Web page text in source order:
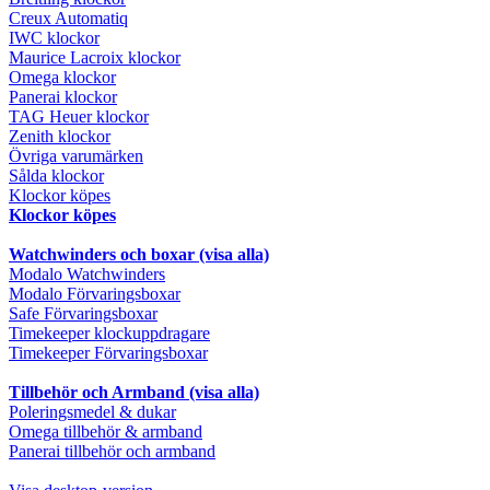
Creux Automatiq
IWC klockor
Maurice Lacroix klockor
Omega klockor
Panerai klockor
TAG Heuer klockor
Zenith klockor
Övriga varumärken
Sålda klockor
Klockor köpes
Klockor köpes
Watchwinders och boxar (visa alla)
Modalo Watchwinders
Modalo Förvaringsboxar
Safe Förvaringsboxar
Timekeeper klockuppdragare
Timekeeper Förvaringsboxar
Tillbehör och Armband (visa alla)
Poleringsmedel & dukar
Omega tillbehör & armband
Panerai tillbehör och armband